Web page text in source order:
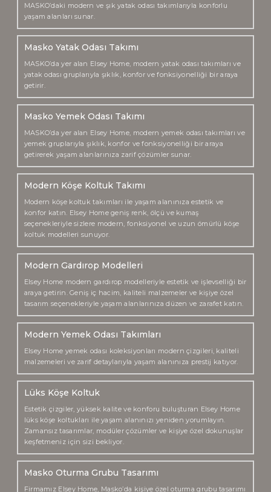
MASKO’daki modern ve şık yatak odası takımlarıyla konforlu
yaşam alanları sunar.
Masko Yatak Odası Takımı
MASKO’da yer alan Elsey Home, modern yatak odası takımları ve
yatak odası gruplarıyla şıklık, konfor ve fonksiyonelliği bir araya
getirir.
Masko Yemek Odası Takımı
MASKO’da yer alan Elsey Home, modern yemek odası takımları ve
yemek gruplarıyla şıklık, konfor ve fonksiyonelliği bir araya
getirerek yaşam alanlarınıza zarif çözümler sunar.
Modern Köşe Koltuk Takımı
Modern köşe koltuk takımları ile yaşam alanınıza estetik ve
konfor katın. Elsey Home geniş renk, ölçü ve kumaş
seçenekleriyle sizlere modern, fonksiyonel ve uzun ömürlü köşe
koltuk modelleri sunuyor.
Modern Gardırop Modelleri
Elsey Home modern gardırop modelleriyle estetik ve işlevselliği bir
araya getirin. Geniş iç hacim, kaliteli malzemeler ve kişiye özel
tasarım seçenekleriyle yaşam alanlarınıza düzen ve zarafet katın.
Modern Yemek Odası Takımları
Elsey Home yemek odası koleksiyonları modern çizgileri, kaliteli
malzemeleri ve zarif detaylarıyla yaşam alanınıza prestij katıyor.
Lüks Köşe Koltuk
Estetik çizgiler, yüksek kalite ve konforu buluşturan Elsey Home
lüks köşe koltukları ile yaşam alanınızı yeniden yorumlayın.
Zamansız tasarımlar, modüler çözümler ve kişiye özel dokunuşlar
keşfetmeniz için sizi bekliyor.
Masko Oturma Grubu Tasarımı
Firmamız Elsey Home, Masko’da kişiye özel oturma grubu tasarımı